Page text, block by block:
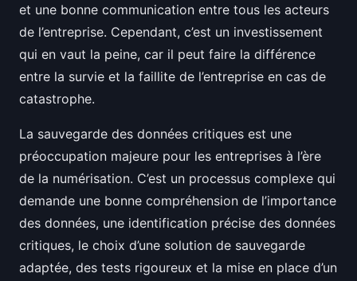
et une bonne communication entre tous les acteurs
de l’entreprise. Cependant, c’est un investissement
qui en vaut la peine, car il peut faire la différence
entre la survie et la faillite de l’entreprise en cas de
catastrophe.
La sauvegarde des données critiques est une
préoccupation majeure pour les entreprises à l’ère
de la numérisation. C’est un processus complexe qui
demande une bonne compréhension de l’importance
des données, une identification précise des données
critiques, le choix d’une solution de sauvegarde
adaptée, des tests rigoureux et la mise en place d’un